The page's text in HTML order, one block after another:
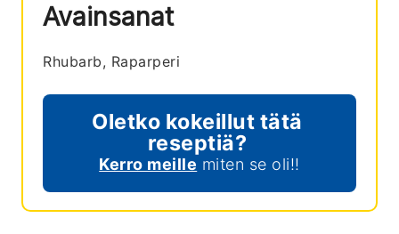
Avainsanat
Rhubarb, Raparperi
Oletko kokeillut tätä
reseptiä?
Kerro meille miten se oli!!